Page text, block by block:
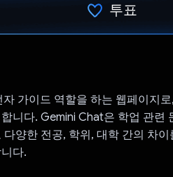
투표
가이드 역할을 하는 웹페이지
니다. Gemini Chat은 학업 관련
양한 전공, 학위, 대학 간의 차
다.